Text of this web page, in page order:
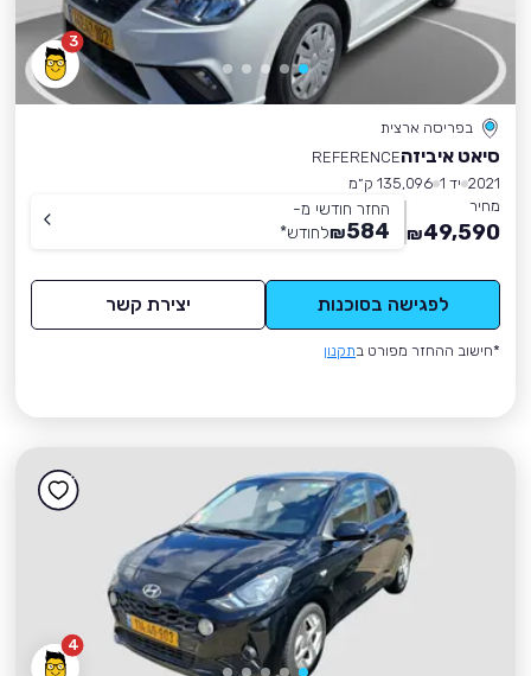
3
בפריסה ארצית
סיאט איביזהREFERENCE
2021 יד 1
135,096 ק״מ
מחיר
49,590
₪
החזר חודשי מ-
584
₪לחודש*
לפגישה בסוכנות יצירת קשר
*חישוב ההחזר מפורט בתקנון
4